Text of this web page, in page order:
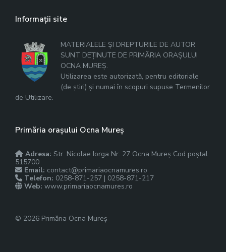
Informații site
MATERIALELE ȘI DREPTURILE DE AUTOR
SUNT DEȚINUTE DE PRIMĂRIA ORAȘULUI
OCNA MUREȘ.
Utilizarea este autorizată, pentru editoriale
(de știri) și numai în scopuri supuse Termenilor
de Utilizare.
Primăria orașului Ocna Mureș
Adresa: Str. Nicolae Iorga Nr. 27 Ocna Mureș Cod poștal
515700
Email: contact@primariaocnamures.ro
Telefon: 0258-871-257 | 0258-871-217
Web: www.primariaocnamures.ro
© 2026 Primăria Ocna Mureș